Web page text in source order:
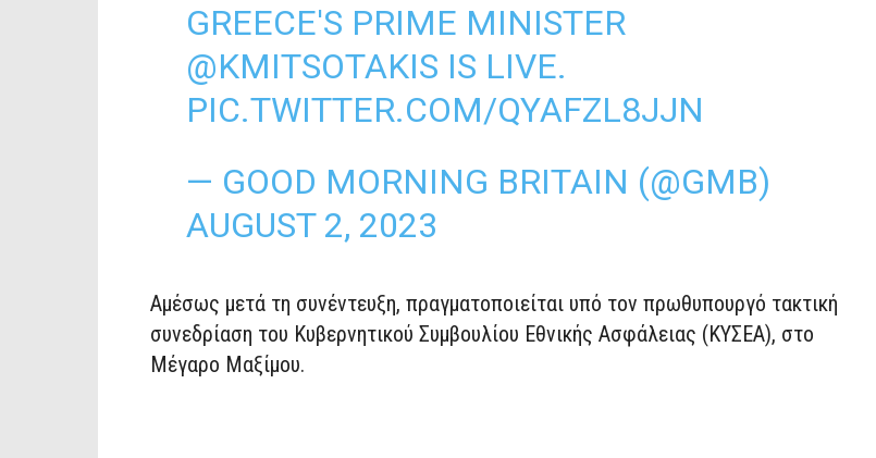
GREECE'S PRIME MINISTER
@KMITSOTAKIS IS LIVE.
PIC.TWITTER.COM/QYAFZL8JJN
— GOOD MORNING BRITAIN (@GMB)
AUGUST 2, 2023
Αμέσως μετά τη συνέντευξη, πραγματοποιείται υπό τον πρωθυπουργό τακτική
συνεδρίαση του Κυβερνητικού Συμβουλίου Εθνικής Ασφάλειας (ΚΥΣΕΑ), στο
Μέγαρο Μαξίμου.